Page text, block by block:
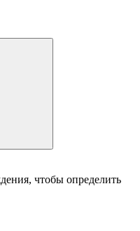
чтобы определить